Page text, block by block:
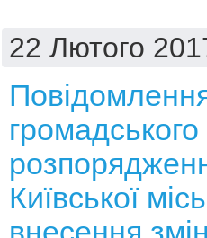
22 Лютого
Київської